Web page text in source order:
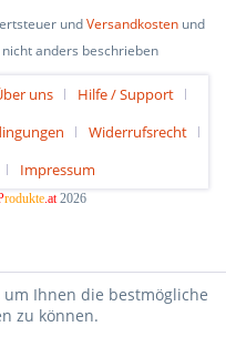
undVersandkostenund
anders beschrieben
uns
Hilfe / Support
Widerrufsrecht
Impressum
rodukte.at2026
um Ihnen die bestmögliche
zu können.